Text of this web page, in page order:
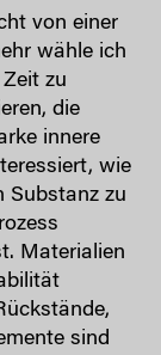
von einer
wähle ich
zu
die
innere
wie
Substanz zu
Materialien
sind